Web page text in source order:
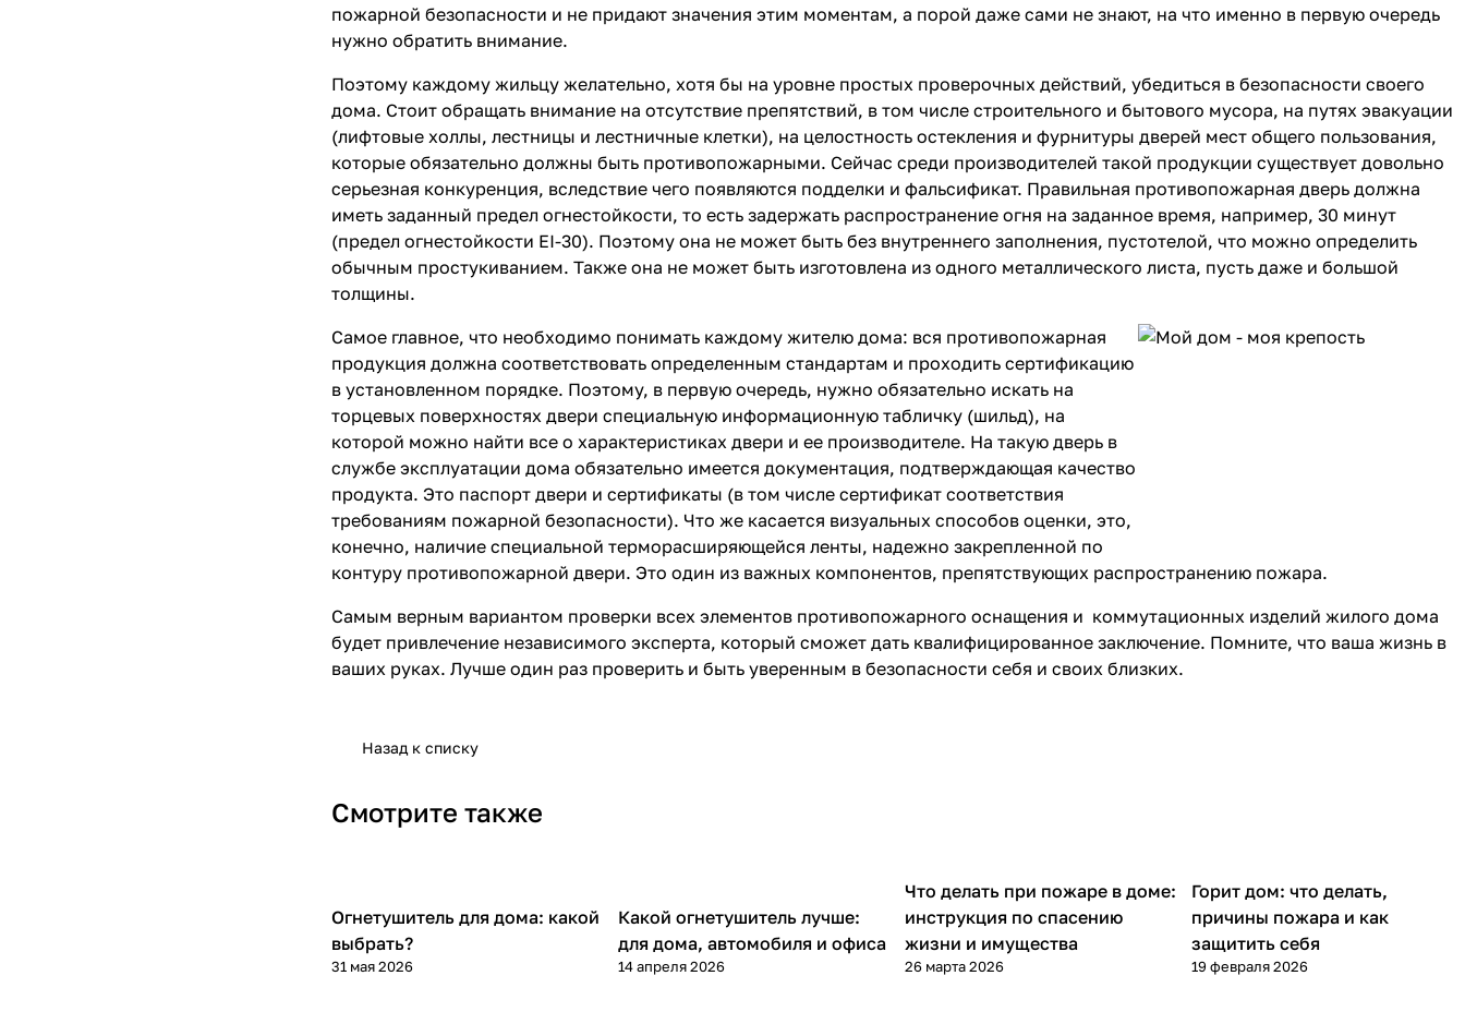
пожарной безопасности и не придают значения этим моментам, а порой даже сами не знают, на что именно в первую очередь
нужно обратить внимание.
Поэтому каждому жильцу желательно, хотя бы на уровне простых проверочных действий, убедиться в безопасности своего
дома. Стоит обращать внимание на отсутствие препятствий, в том числе строительного и бытового мусора, на путях эвакуации
(лифтовые холлы, лестницы и лестничные клетки), на целостность остекления и фурнитуры дверей мест общего пользования,
которые обязательно должны быть противопожарными. Сейчас среди производителей такой продукции существует довольно
серьезная конкуренция, вследствие чего появляются подделки и фальсификат. Правильная противопожарная дверь должна
иметь заданный предел огнестойкости, то есть задержать распространение огня на заданное время, например, 30 минут
(предел огнестойкости EI-30). Поэтому она не может быть без внутреннего заполнения, пустотелой, что можно определить
обычным простукиванием. Также она не может быть изготовлена из одного металлического листа, пусть даже и большой
толщины.
Самое главное, что необходимо понимать каждому жителю дома: вся противопожарная
продукция должна соответствовать определенным стандартам и проходить сертификацию
в установленном порядке. Поэтому, в первую очередь, нужно обязательно искать на
торцевых поверхностях двери специальную информационную табличку (шильд), на
которой можно найти все о характеристиках двери и ее производителе. На такую дверь в
службе эксплуатации дома обязательно имеется документация, подтверждающая качество
продукта. Это паспорт двери и сертификаты (в том числе сертификат соответствия
требованиям пожарной безопасности). Что же касается визуальных способов оценки, это,
конечно, наличие специальной терморасширяющейся ленты, надежно закрепленной по
контуру противопожарной двери. Это один из важных компонентов, препятствующих распространению пожара.
Самым верным вариантом проверки всех элементов противопожарного оснащения и коммутационных изделий жилого дома
будет привлечение независимого эксперта, который сможет дать квалифицированное заключение. Помните, что ваша жизнь в
ваших руках. Лучше один раз проверить и быть уверенным в безопасности себя и своих близких.
Назад к списку
Смотрите также
31 мая 2026
Огнетушитель для дома: какой
выбрать?
14 апреля 2026
Какой огнетушитель лучше:
для дома, автомобиля и офиса
Полезные статьи
26 марта 2026
Что делать при пожаре в доме:
инструкция по спасению
жизни и имущества
Полезные статьи
19 февраля 2026
Горит дом: что делать,
причины пожара и как
защитить себя